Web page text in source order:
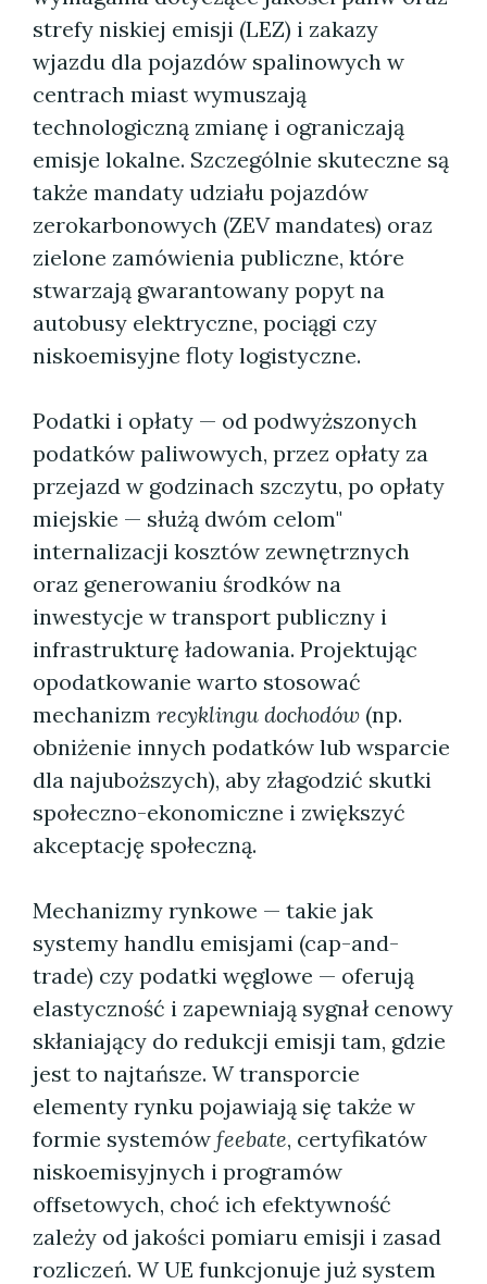
strefy niskiej emisji (LEZ) i zakazy
wjazdu dla pojazdów spalinowych w
centrach miast wymuszają
technologiczną zmianę i ograniczają
emisje lokalne. Szczególnie skuteczne są
także mandaty udziału pojazdów
zerokarbonowych (ZEV mandates) oraz
zielone zamówienia publiczne, które
stwarzają gwarantowany popyt na
autobusy elektryczne, pociągi czy
niskoemisyjne floty logistyczne.
Podatki i opłaty — od podwyższonych
podatków paliwowych, przez opłaty za
przejazd w godzinach szczytu, po opłaty
miejskie — służą dwóm celom"
internalizacji kosztów zewnętrznych
oraz generowaniu środków na
inwestycje w transport publiczny i
infrastrukturę ładowania. Projektując
opodatkowanie warto stosować
mechanizm recyklingu dochodów (np.
obniżenie innych podatków lub wsparcie
dla najuboższych), aby złagodzić skutki
społeczno-ekonomiczne i zwiększyć
akceptację społeczną.
Mechanizmy rynkowe — takie jak
systemy handlu emisjami (cap-and-
trade) czy podatki węglowe — oferują
elastyczność i zapewniają sygnał cenowy
skłaniający do redukcji emisji tam, gdzie
jest to najtańsze. W transporcie
elementy rynku pojawiają się także w
formie systemów feebate, certyfikatów
niskoemisyjnych i programów
offsetowych, choć ich efektywność
zależy od jakości pomiaru emisji i zasad
rozliczeń. W UE funkcjonuje już system